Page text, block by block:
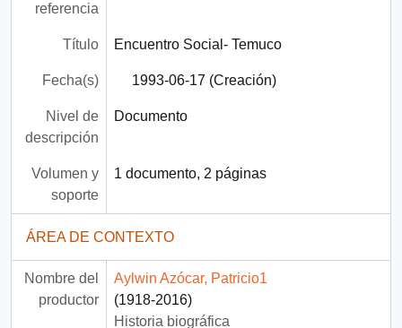
referencia
Título Encuentro Social- Temuco
Fecha(s) 1993-06-17 (Creación)
Nivel de
descripción
Documento
Volumen y
soporte
1 documento, 2 páginas
ÁREA DE CONTEXTO
Nombre del
productor
Aylwin Azócar, Patricio1
(1918-2016)
Historia biográfica